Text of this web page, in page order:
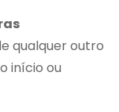
qualquer outro
início ou